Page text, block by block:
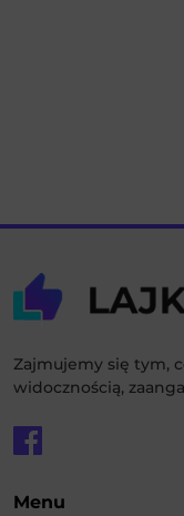
Zajmujemy się tym,
widocznością,
Menu